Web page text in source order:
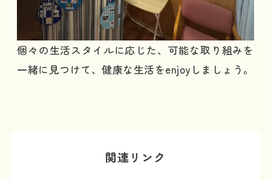
個々の生活スタイルに応じた、可能な取り組みを
一緒に見つけて、健康な生活をenjoyしましょう。
関連リンク